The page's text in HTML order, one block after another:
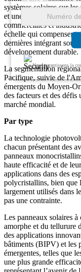
Nous garantissons la
systèmes solaires sur
et une sensibilisation à
commerciales et
échelle qui compensent
dernières intégrant
développement durable.
La segmentation
Pacifique, suivie de
émergents du Moyen-
des facteurs et des
marché mondial.
Par type
La technologie
chacun présentant des
panneaux
haute efficacité et de
applications dans des
polycristallins, bien que
largement utilisés dans
pas une contrainte.
Les panneaux solaires
amorphe et du tellurure
des applications
bâtiments (BIPV) et les
émergentes, telles que
une plus grande